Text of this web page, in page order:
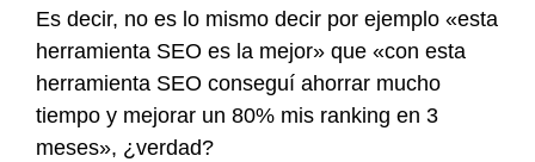
Es decir, no es lo mismo decir por ejemplo «esta
herramienta SEO es la mejor» que «con esta
herramienta SEO conseguí ahorrar mucho
tiempo y mejorar un 80% mis ranking en 3
meses», ¿verdad?